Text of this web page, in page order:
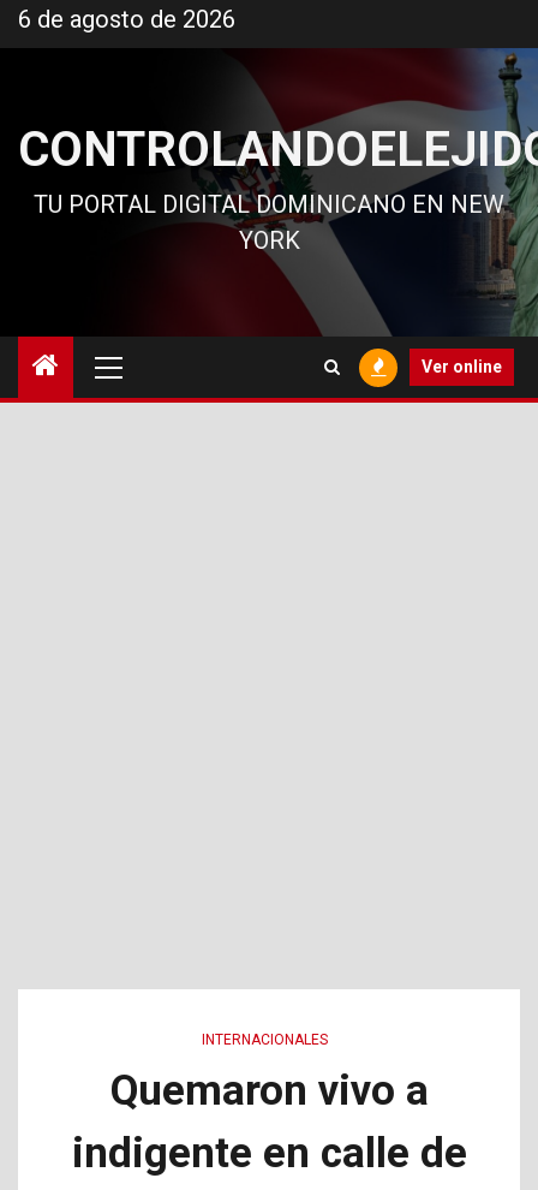
al
6 de agosto de 2026
TU PORTAL DIGITAL DOMINICANO EN NEW
YORK
principal
Ver online
INTERNACIONALES
Quemaron vivo a
indigente en calle de